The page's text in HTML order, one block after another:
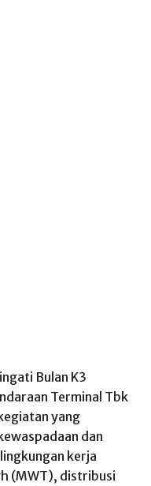
Bulan K3
Terminal Tbk
yang
dan
kerja
(MWT), distribusi